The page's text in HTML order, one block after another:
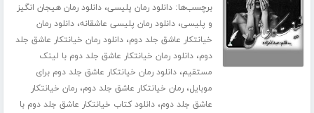
برچسب‌ها:دانلود رمان پلیسی،دانلود رمان هیجان انگیز
و پلیسی،دانلود رمان پلیسی عاشقانه،دانلود رمان
خیانتکار عاشق جلد دوم،دانلود رمان خیانتکار عاشق جلد
دوم،دانلود رمان خیانتکار عاشق جلد دوم با لینک
مستقیم،دانلود رمان خیانتکار عاشق جلد دوم برای
موبایل،رمان خیانتکار عاشق جلد دوم،رمان خیانتکار
عاشق جلد دوم،دانلود کتاب خیانتکار عاشق جلد دوم با